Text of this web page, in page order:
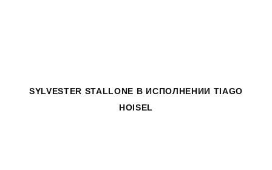
SYLVESTER STALLONE В ИСПОЛНЕНИИ TIAGO
HOISEL